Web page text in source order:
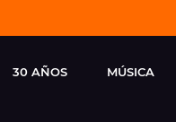
30 AÑOS MÚSICA